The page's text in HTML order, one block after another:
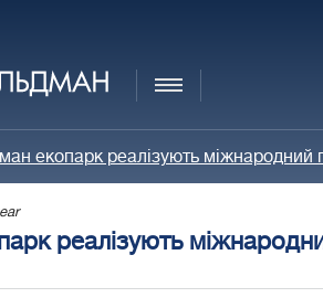
екопарк реалізують міжнародний
реалізують